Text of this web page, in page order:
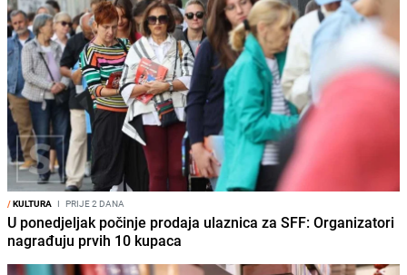
/KULTURA I PRIJE 2 DANA
U ponedjeljak počinje prodaja ulaznica za SFF: Organizatori
nagrađuju prvih 10 kupaca